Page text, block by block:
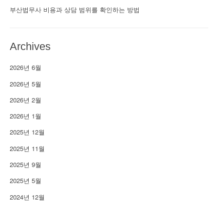
부산법무사 비용과 상담 범위를 확인하는 방법
Archives
2026년 6월
2026년 5월
2026년 2월
2026년 1월
2025년 12월
2025년 11월
2025년 9월
2025년 5월
2024년 12월